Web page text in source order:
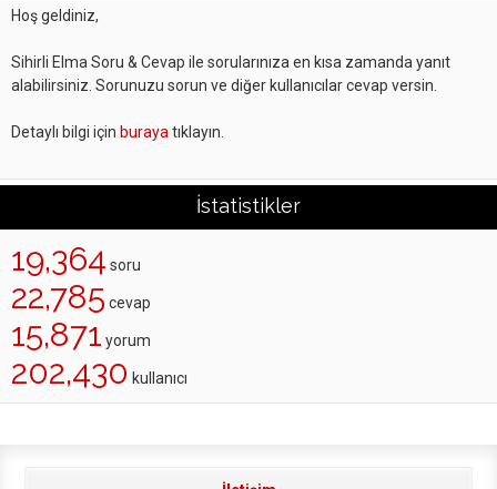
Hoş geldiniz,
Sihirli Elma Soru & Cevap ile sorularınıza en kısa zamanda yanıt
alabilirsiniz. Sorunuzu sorun ve diğer kullanıcılar cevap versin.
Detaylı bilgi için buraya tıklayın.
İstatistikler
19,364 soru
22,785 cevap
15,871 yorum
202,430 kullanıcı